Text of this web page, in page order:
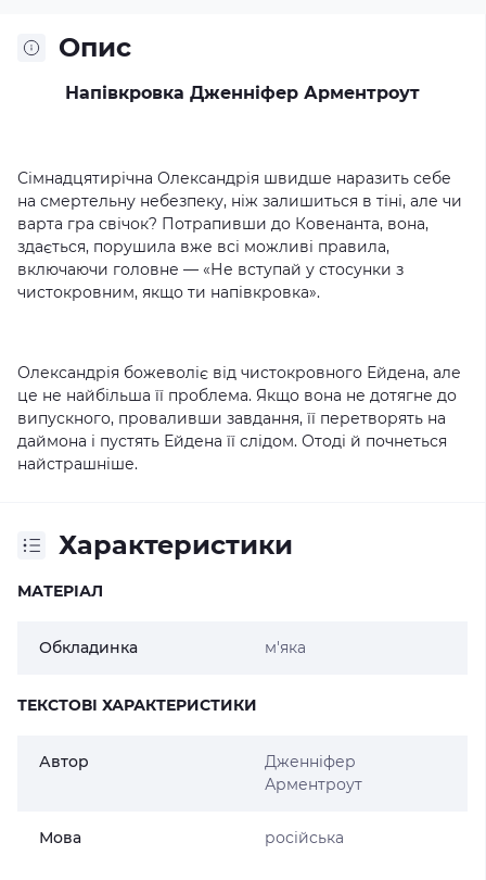
Опис
Напівкровка Дженніфер Арментроут
Сімнадцятирічна Олександрія швидше наразить себе
на смертельну небезпеку, ніж залишиться в тіні, але чи
варта гра свічок? Потрапивши до Ковенанта, вона,
здається, порушила вже всі можливі правила,
включаючи головне — «Не вступай у стосунки з
чистокровним, якщо ти напівкровка».
Олександрія божеволіє від чистокровного Ейдена, але
це не найбільша її проблема. Якщо вона не дотягне до
випускного, проваливши завдання, її перетворять на
даймона і пустять Ейдена її слідом. Отоді й почнеться
найстрашніше.
Характеристики
МАТЕРІАЛ
Обкладинка м'яка
ТЕКСТОВІ ХАРАКТЕРИСТИКИ
Автор
Дженніфер
Арментроут
Мова російська